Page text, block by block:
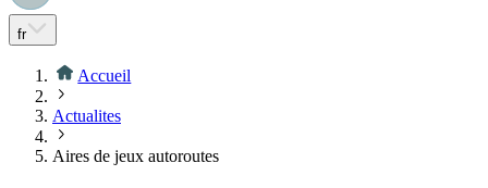
fr
Accueil
Actualites
Aires de jeux autoroutes